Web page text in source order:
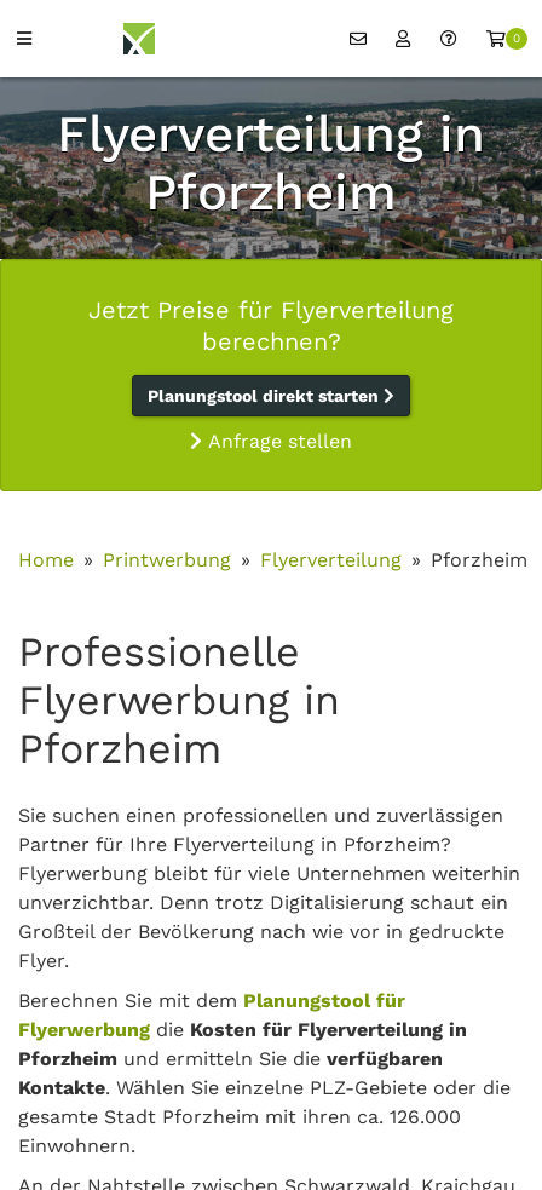
0
Flyerverteilung in
Pforzheim
Jetzt Preise für Flyerverteilung
berechnen?
Planungstool direkt starten
Anfrage stellen
Home Printwerbung Flyerverteilung Pforzheim
Professionelle
Flyerwerbung in
Pforzheim
Sie suchen einen professionellen und zuverlässigen
Partner für Ihre Flyerverteilung in Pforzheim?
Flyerwerbung bleibt für viele Unternehmen weiterhin
unverzichtbar. Denn trotz Digitalisierung schaut ein
Großteil der Bevölkerung nach wie vor in gedruckte
Flyer.
Berechnen Sie mit dem Planungstool für
Flyerwerbung die Kosten für Flyerverteilung in
Pforzheim und ermitteln Sie die verfügbaren
Kontakte. Wählen Sie einzelne PLZ-Gebiete oder die
gesamte Stadt Pforzheim mit ihren ca. 126.000
Einwohnern.